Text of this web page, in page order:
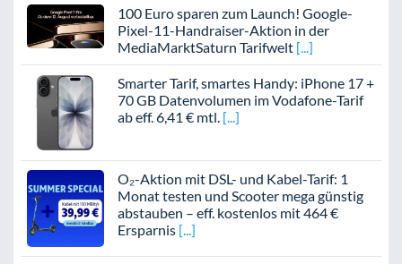
100 Euro sparen zum Launch! Google-
Pixel-11-Handraiser-Aktion in der
MediaMarktSaturn Tarifwelt
Smarter Tarif, smartes Handy: iPhone 17 +
70 GB Datenvolumen im Vodafone-Tarif
ab eff. 6,41 € mtl.
O₂-Aktion mit DSL- und Kabel-Tarif: 1
Monat testen und Scooter mega günstig
abstauben – eff. kostenlos mit 464 €
Ersparnis